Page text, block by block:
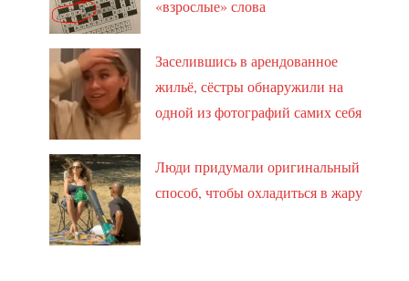
«взрослые» слова
Заселившись в арендованное
жильё, сёстры обнаружили на
одной из фотографий самих себя
Люди придумали оригинальный
способ, чтобы охладиться в жару